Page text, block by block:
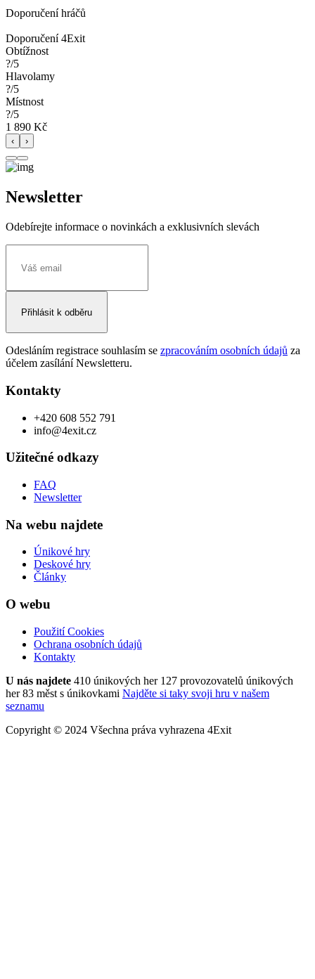
Doporučení hráčů
Doporučení 4Exit
Obtížnost
?/5
Hlavolamy
?/5
Místnost
?/5
1 890 Kč
‹ ›
Newsletter
Odebírejte informace o novinkách a exklusivních slevách
Přihlásit k odběru
Odesláním registrace souhlasím se zpracováním osobních údajů za
účelem zasílání Newsletteru.
Kontakty
+420 608 552 791
info@4exit.cz
Užitečné odkazy
FAQ
Newsletter
Na webu najdete
Únikové hry
Deskové hry
Články
O webu
Použití Cookies
Ochrana osobních údajů
Kontakty
U nás najdete 410 únikových her 127 provozovatelů únikových
her 83 měst s únikovkami Najděte si taky svoji hru v našem
seznamu
Copyright © 2024 Všechna práva vyhrazena 4Exit